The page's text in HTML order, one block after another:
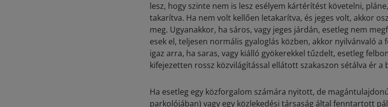
lesz, hogy szinte nem is lesz esélyem kártérítést követelni,
takarítva. Ha nem volt kellően letakarítva, és jeges volt, akkor
meg. Ugyanakkor, ha sáros, vagy jeges járdán, esetleg nem
esek el, teljesen normális gyaloglás közben, akkor nyilvánvaló a
igaz arra, ha saras, vagy kiálló gyökerekkel tűzdelt, esetleg
kifejezetten rossz közvilágítással ellátott szakaszon sétálva ér a
Ha esetleg egy közforgalom számára nyitott, de
parkolójában) vagy egy közlekedési társaság által fenntartott